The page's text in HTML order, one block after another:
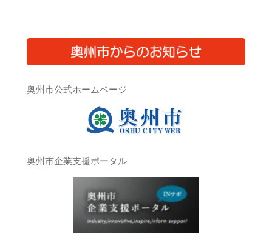
奥州市公式ホームページ
奥州市企業支援ポータル